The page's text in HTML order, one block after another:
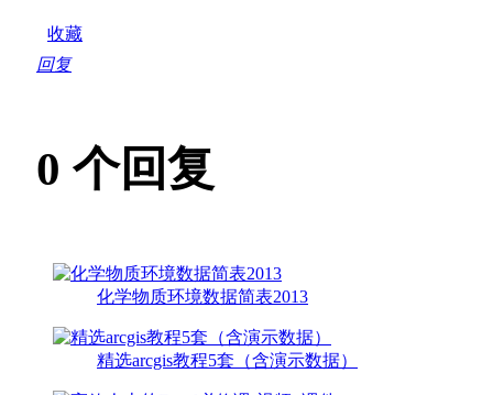
收藏
回复
0 个回复
化学物质环境数据简表2013
精选arcgis教程5套（含演示数据）